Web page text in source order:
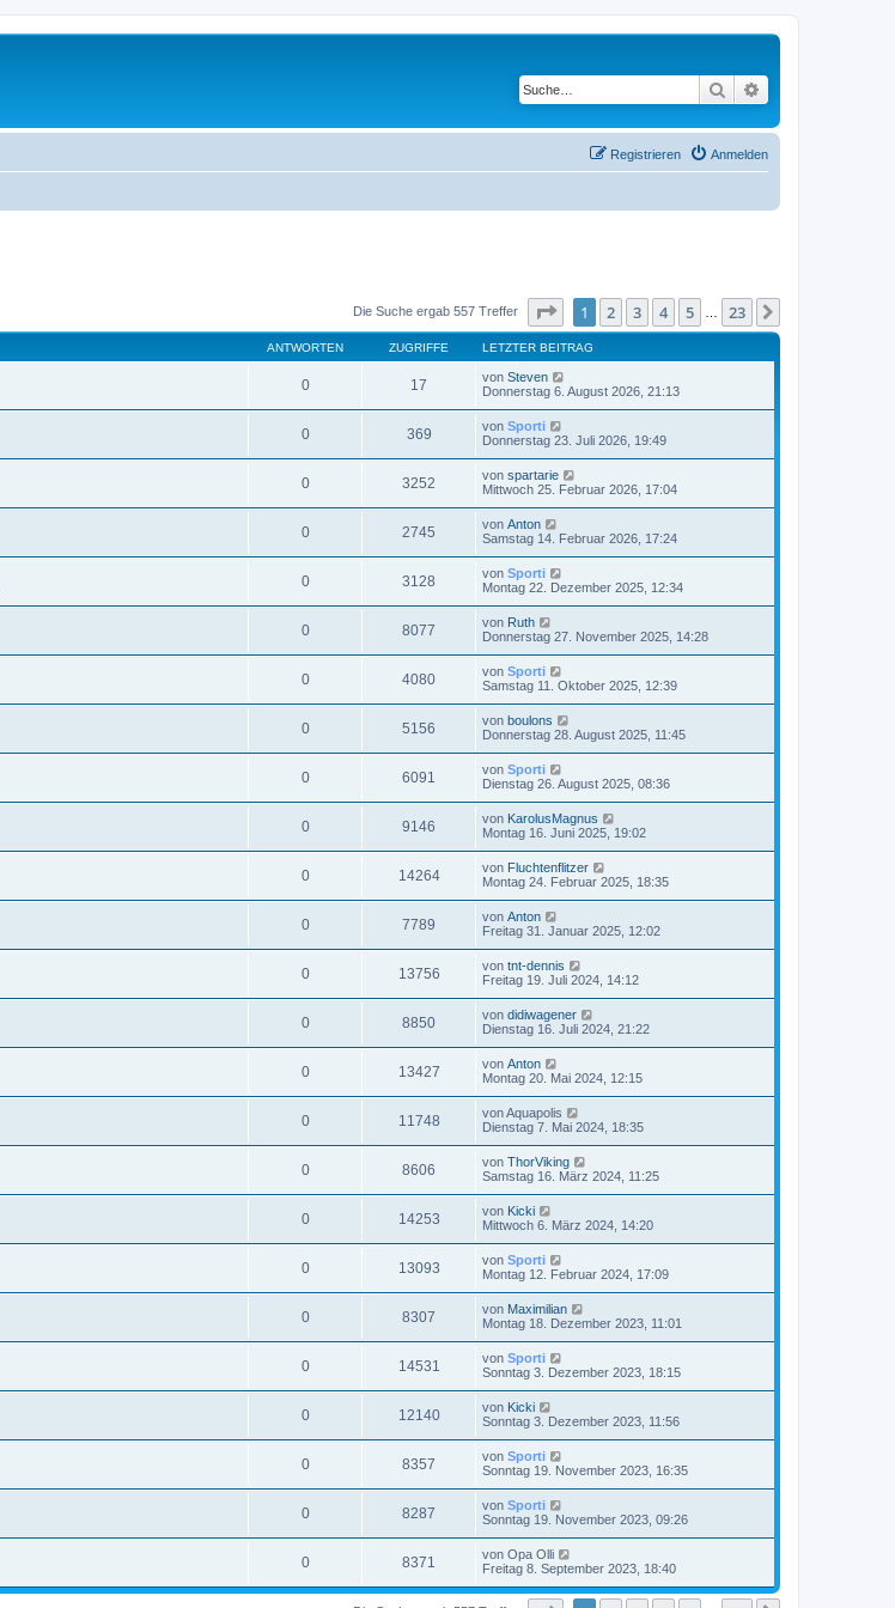
Suche
Anmelden
Registrieren
Die Suche ergab 557 Treffer Seite von23
1 2 3 4 5 23
ANTWORTEN ZUGRIFFE LETZTER BEITRAG
0 17 von Steven
Donnerstag 6. August 2026, 21:13
0 369 von Sporti
Donnerstag 23. Juli 2026, 19:49
0 3252 von spartarie
Mittwoch 25. Februar 2026, 17:04
0 2745 von Anton
Samstag 14. Februar 2026, 17:24
0 3128 von Sporti
Montag 22. Dezember 2025, 12:34
0 8077 von Ruth
Donnerstag 27. November 2025, 14:28
0 4080 von Sporti
Samstag 11. Oktober 2025, 12:39
0 5156 von boulons
Donnerstag 28. August 2025, 11:45
0 6091 von Sporti
Dienstag 26. August 2025, 08:36
0 9146 von KarolusMagnus
Montag 16. Juni 2025, 19:02
0 14264 von Fluchtenflitzer
Montag 24. Februar 2025, 18:35
0 7789 von Anton
Freitag 31. Januar 2025, 12:02
0 13756 von tnt-dennis
Freitag 19. Juli 2024, 14:12
0 8850 von didiwagener
Dienstag 16. Juli 2024, 21:22
0 13427 von Anton
Montag 20. Mai 2024, 12:15
0 11748 vonAquapolis
Dienstag 7. Mai 2024, 18:35
0 8606 von ThorViking
Samstag 16. März 2024, 11:25
0 14253 von Kicki
Mittwoch 6. März 2024, 14:20
0 13093 von Sporti
Montag 12. Februar 2024, 17:09
0 8307 von Maximilian
Montag 18. Dezember 2023, 11:01
0 14531 von Sporti
Sonntag 3. Dezember 2023, 18:15
0 12140 von Kicki
Sonntag 3. Dezember 2023, 11:56
0 8357 von Sporti
Sonntag 19. November 2023, 16:35
0 8287 von Sporti
Sonntag 19. November 2023, 09:26
0 8371 von Opa Olli
Freitag 8. September 2023, 18:40